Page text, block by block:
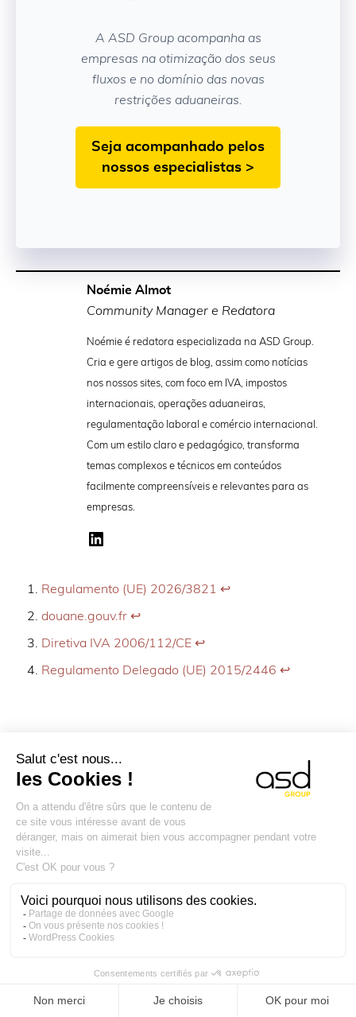
A ASD Group acompanha as
empresas na otimização dos seus
fluxos e no domínio das novas
restrições aduaneiras.
Seja acompanhado pelos
nossos especialistas >
Noémie Almot
Community Manager e Redatora
Noémie é redatora especializada na ASD Group.
Cria e gere artigos de blog, assim como notícias
nos nossos sites, com foco em IVA, impostos
internacionais, operações aduaneiras,
regulamentação laboral e comércio internacional.
Com um estilo claro e pedagógico, transforma
temas complexos e técnicos em conteúdos
facilmente compreensíveis e relevantes para as
empresas.
Regulamento (UE) 2026/3821 ↩︎
douane.gouv.fr ↩︎
Diretiva IVA 2006/112/CE ↩︎
Regulamento Delegado (UE) 2015/2446 ↩︎
VOCÊ PODE ESTAR
ARTIGOS